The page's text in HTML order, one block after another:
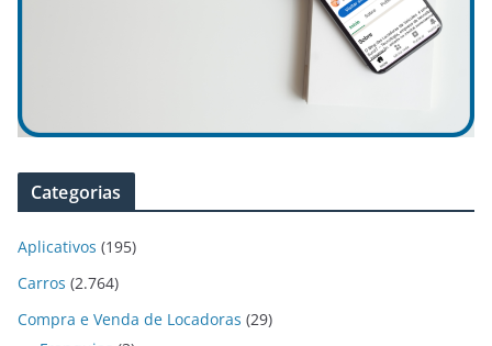
Categorias
Aplicativos (195)
Carros (2.764)
Compra e Venda de Locadoras (29)